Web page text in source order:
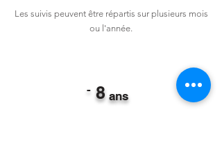
Les suivis peuvent être répartis sur plusieurs mois
ou l'année.
8 ans
-